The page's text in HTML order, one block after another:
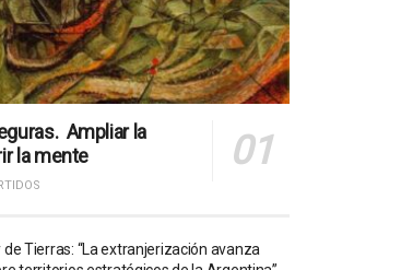
Ampliar la
la mente
de Tierras: “La extranjerización avanza